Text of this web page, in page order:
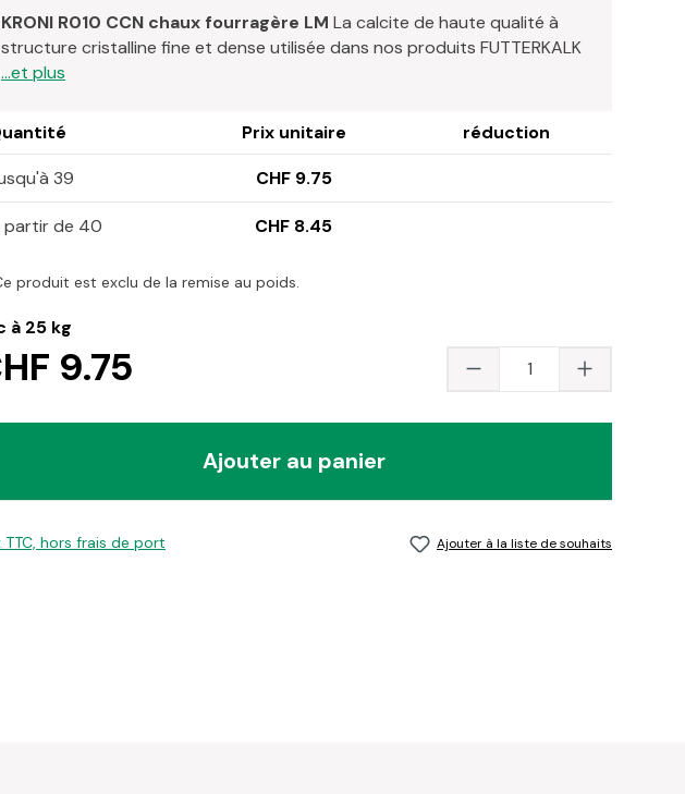
KRONI R010 CCN chaux fourragère LM La calcite de haute qualité à
structure cristalline fine et dense utilisée dans nos produits FUTTERKALK
...et plus
Prix unitaire
réduction
39
CHF 9.75
partir de 40 CHF 8.45
à 25 kg
9.75
produit est exclu de la remise au poids.
Quantité du
Ajouter au panier
TTC, hors frais de port Ajouter à la liste de souhaits